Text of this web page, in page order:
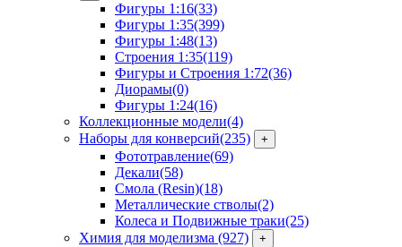
Фигуры 1:16(33)
Фигуры 1:35(399)
Фигуры 1:48(13)
Строения 1:35(119)
Фигуры и Строения 1:72(36)
Диорамы(0)
Фигуры 1:24(16)
Коллекционные модели(4)
Наборы для конверсий(235) +
Фототравление(69)
Декали(58)
Смола (Resin)(18)
Металлические стволы(2)
Колеса и Подвижные траки(25)
Химия для моделизма (927) +